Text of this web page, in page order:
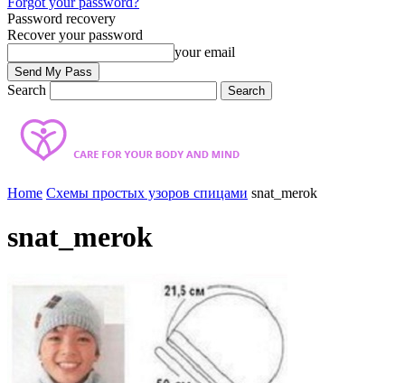
Password recovery
Recover your password
your email
Search
Home Схемы простых узоров спицами snat_merok
snat_merok